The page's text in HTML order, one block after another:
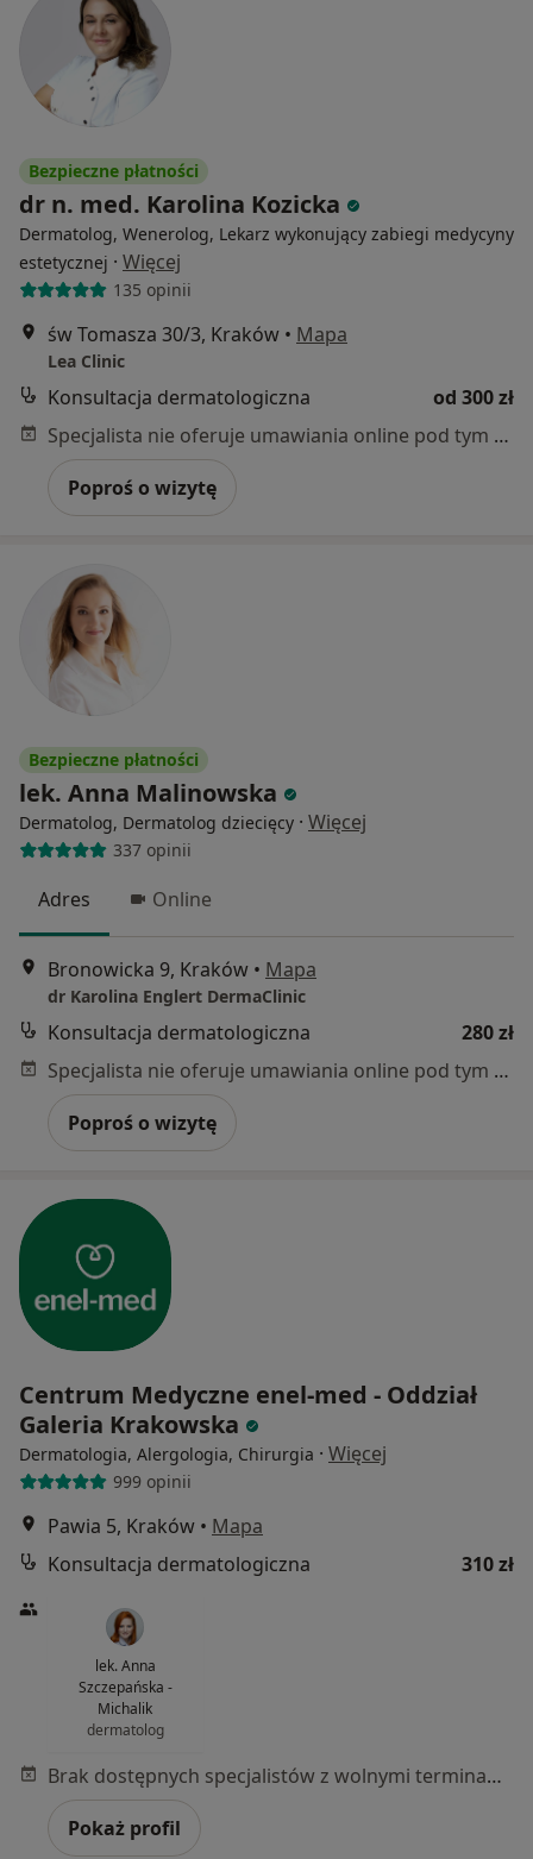
Bezpieczne płatności
dr n. med. Karolina Kozicka
Dermatolog, Wenerolog, Lekarz wykonujący zabiegi medycyny
estetycznej · Więcej
135 opinii
św Tomasza 30/3, Kraków • Mapa
Lea Clinic
Konsultacja dermatologiczna
od 300 zł
Specjalista nie oferuje umawiania online pod tym adresem.
Poproś o wizytę
Bezpieczne płatności
lek. Anna Malinowska
Dermatolog, Dermatolog dziecięcy · Więcej
337 opinii
Adres Online
Bronowicka 9, Kraków • Mapa
dr Karolina Englert DermaClinic
Konsultacja dermatologiczna
280 zł
Specjalista nie oferuje umawiania online pod tym adresem.
Poproś o wizytę
Centrum Medyczne enel-med - Oddział
Galeria Krakowska
Dermatologia, Alergologia, Chirurgia · Więcej
999 opinii
Pawia 5, Kraków • Mapa
Konsultacja dermatologiczna
310 zł
lek. Anna
Szczepańska -
Michalik
dermatolog
Brak dostępnych specjalistów z wolnymi terminami w tym centrum medycznym.
Pokaż profil